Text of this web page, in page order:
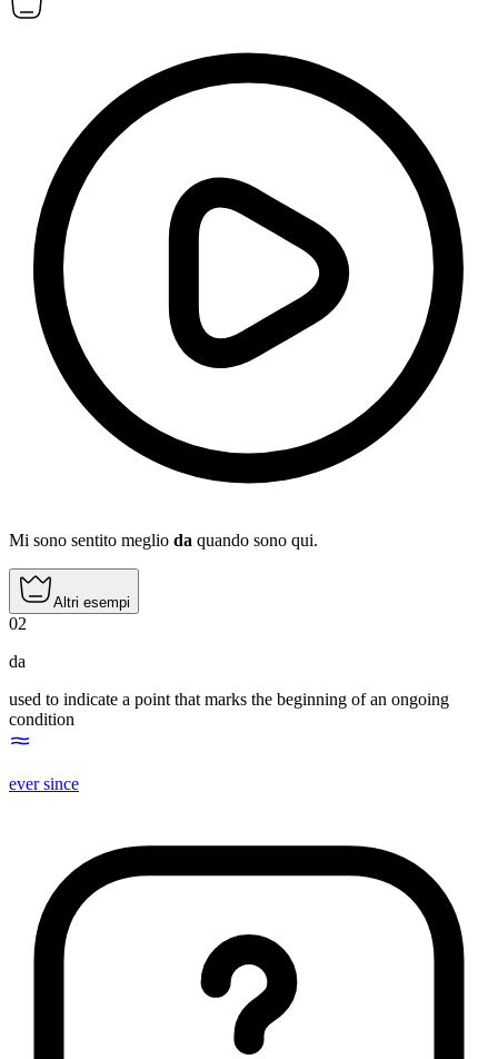
Mi sono sentito meglio da quando sono qui.
Altri esempi
02
da
used to indicate a point that marks the beginning of an ongoing
condition
ever since